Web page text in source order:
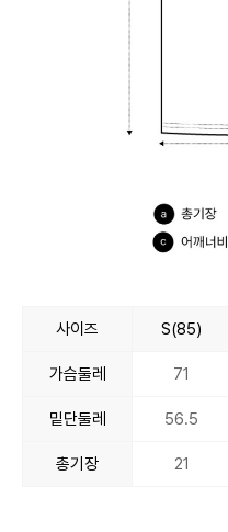
사이즈 S(85)
가슴둘레 71
밑단둘레 56.5
총기장 21